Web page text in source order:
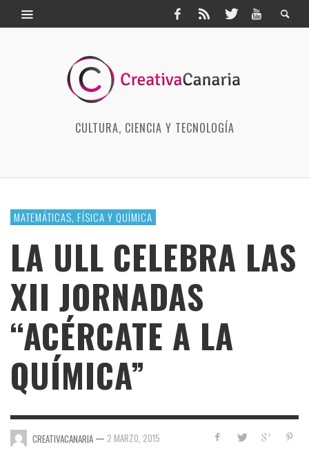
CULTURA, CIENCIA Y TECNOLOGÍA
MATEMÁTICAS, FÍSICA Y QUÍMICA
LA ULL CELEBRA LAS
XII JORNADAS
“ACÉRCATE A LA
QUÍMICA”
CREATIVACANARIA — 2 MARZO, 2015